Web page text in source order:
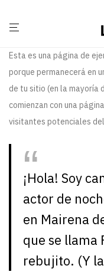
Esta es una página de
porque permanecerá en
de tu sitio (en la mayoría
comienzan con una
visitantes potenciales
¡Hola! Soy
actor de
en Mairena
que se llama
rebujito. (Y